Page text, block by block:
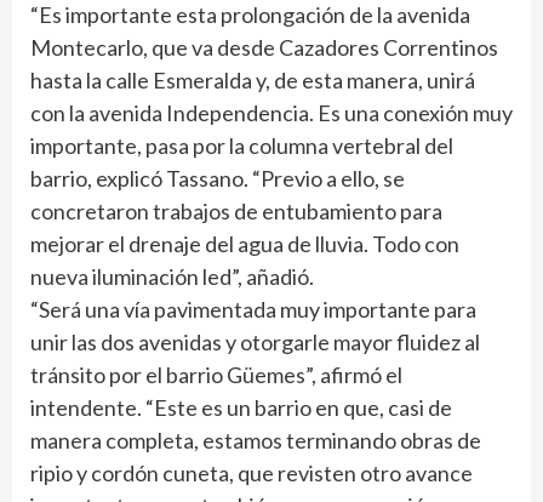
“Es importante esta prolongación de la avenida
Montecarlo, que va desde Cazadores Correntinos
hasta la calle Esmeralda y, de esta manera, unirá
con la avenida Independencia. Es una conexión muy
importante, pasa por la columna vertebral del
barrio, explicó Tassano. “Previo a ello, se
concretaron trabajos de entubamiento para
mejorar el drenaje del agua de lluvia. Todo con
nueva iluminación led”, añadió.
“Será una vía pavimentada muy importante para
unir las dos avenidas y otorgarle mayor fluidez al
tránsito por el barrio Güemes”, afirmó el
intendente. “Este es un barrio en que, casi de
manera completa, estamos terminando obras de
ripio y cordón cuneta, que revisten otro avance